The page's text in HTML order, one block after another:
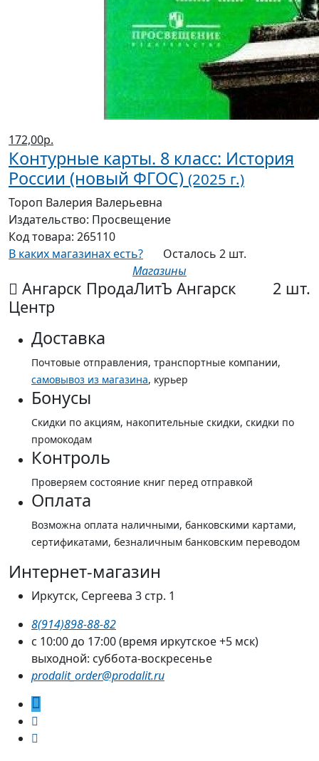
172,00р.
Контурные карты. 8 класс: История
России (новый ФГОС) (2025 г.)
Тороп Валерия Валерьевна
Издательство: Просвещение
Код товара: 265110
В каких магазинах есть?
Осталось 2 шт.
Магазины
Ангарск ПродаЛитЪ Ангарск
Центр
2 шт.
Доставка
Почтовые отправления, транспортные компании,
самовывоз из магазина, курьер
Бонусы
Скидки по акциям, накопительные скидки, скидки по
промокодам
Контроль
Проверяем состояние книг перед отправкой
Оплата
Возможна оплата наличными, банковскими картами,
сертификатами, безналичным банковским переводом
Интернет-магазин
Иркутск, Сергеева 3 стр. 1
8(914)898-88-82
с 10:00 до 17:00 (время иркутское +5 мск)
выходной: суббота-воскресенье
prodalit_order@prodalit.ru